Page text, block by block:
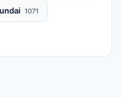
1071